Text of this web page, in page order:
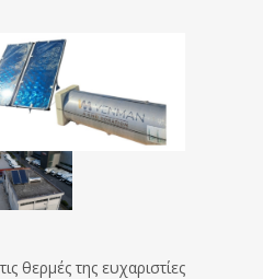
θερμές της ευχαριστίες